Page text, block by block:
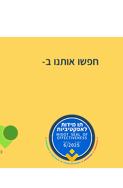
חפשו אותנו ב-